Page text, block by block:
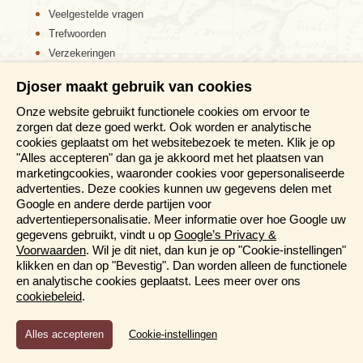
verplicht hieraan deel te nemen. Wie er liever zelf op
uitgaat, heeft daartoe alle vrijheid. Zo leer je een land
groepen uit 16 deelnemers. De maximale groepsgrootte
Veelgestelde vragen
Trefwoorden
Verzekeringen
Disclaimer
Cookiebeleid
Privacy verklaring
Reis en boek met Djoser zekerheid
Meer weten?
Brochures aanvragen
Informatiedagen
Magazine
Aanmelden nieuwsbrief
Djoser maakt gebruik van cookies
Onze website gebruikt functionele cookies om ervoor te
zorgen dat deze goed werkt. Ook worden er analytische
cookies geplaatst om het websitebezoek te meten. Klik je op
"Alles accepteren" dan ga je akkoord met het plaatsen van
marketingcookies, waaronder cookies voor gepersonaliseerde
advertenties. Deze cookies kunnen uw gegevens delen met
Google en andere derde partijen voor
advertentiepersonalisatie. Meer informatie over hoe Google uw
gegevens gebruikt, vindt u op Google’s Privacy &
Voorwaarden. Wil je dit niet, dan kun je op "Cookie-instellingen"
klikken en dan op "Bevestig". Dan worden alleen de functionele
en analytische cookies geplaatst. Lees meer over ons
cookiebeleid.
Functioneel en Analytisch
Cookies die er voor zorgen dat de website naar behoren
Cookie-instellingen